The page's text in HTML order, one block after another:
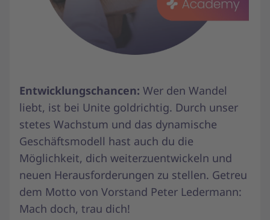
Entwicklungschancen: Wer den Wandel
liebt, ist bei Unite goldrichtig. Durch unser
stetes Wachstum und das dynamische
Geschäftsmodell hast auch du die
Möglichkeit, dich weiterzuentwickeln und
neuen Herausforderungen zu stellen. Getreu
dem Motto von Vorstand Peter Ledermann:
Mach doch, trau dich!